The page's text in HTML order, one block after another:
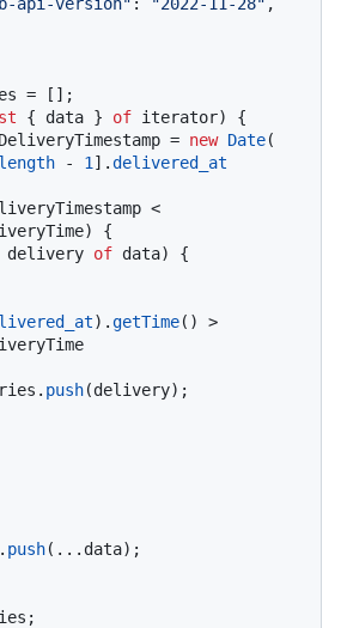
= [];
{ data } of iterator) {
= new Date(
length - 1 ].delivered_at
<
{
delivery of data) {
).getTime() >
push(delivery);
push(...data);